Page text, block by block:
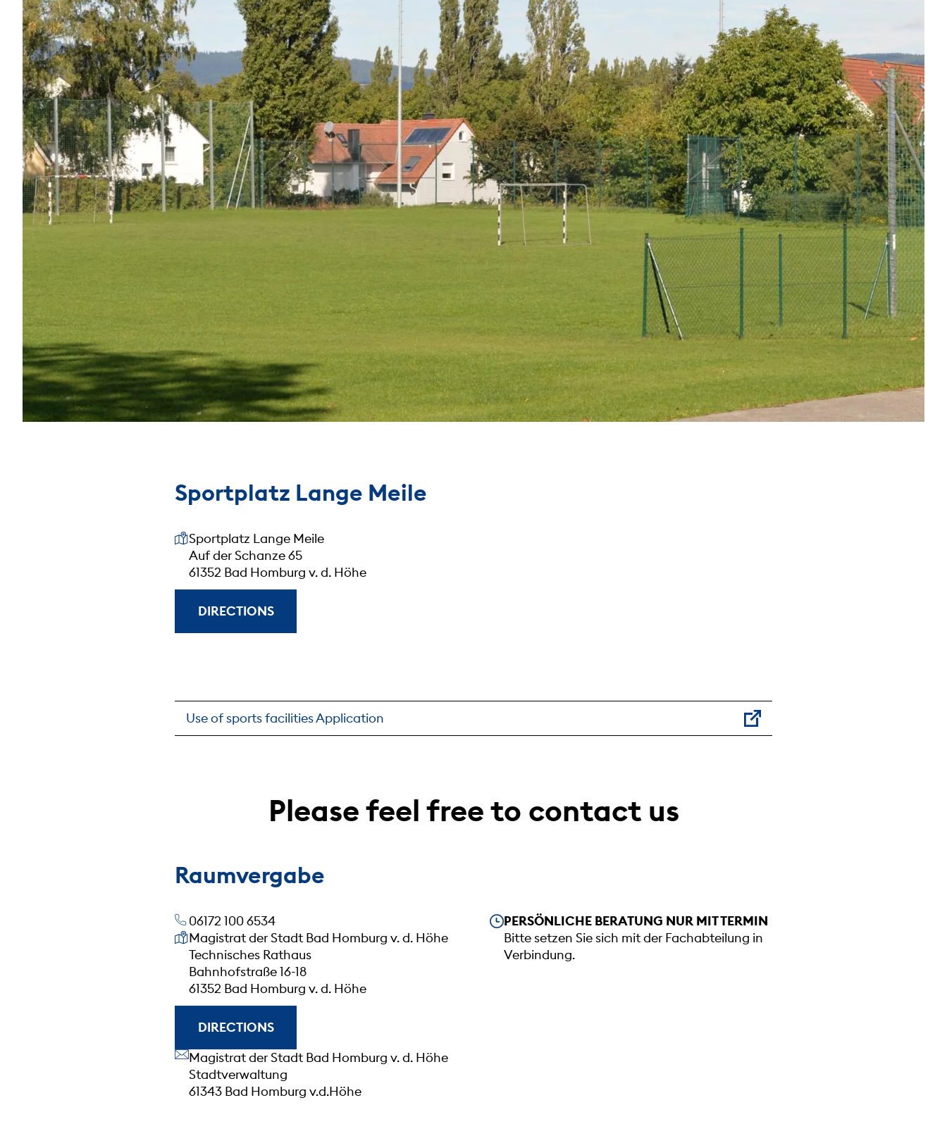
Sportplatz Lange Meile
Our address
Sportplatz Lange Meile
Auf der Schanze 65
61352 Bad Homburg v. d. Höhe
DIRECTIONS
Use of sports facilities Application
Please feel free to contact us
Raumvergabe
06172 100 6534
Our address
Magistrat der Stadt Bad Homburg v. d. Höhe
Technisches Rathaus
Bahnhofstraße 16-18
61352 Bad Homburg v. d. Höhe
DIRECTIONS
Our address
Magistrat der Stadt Bad Homburg v. d. Höhe
Stadtverwaltung
61343 Bad Homburg v.d.Höhe
Our opening hours
PERSÖNLICHE BERATUNG NUR MIT TERMIN
Bitte setzen Sie sich mit der Fachabteilung in
Verbindung.